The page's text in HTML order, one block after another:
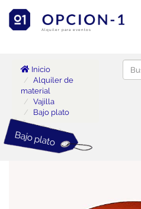
Alquiler para eventos
Inicio
Alquiler de
material
Vajilla
Bajo plato
Bajo plato